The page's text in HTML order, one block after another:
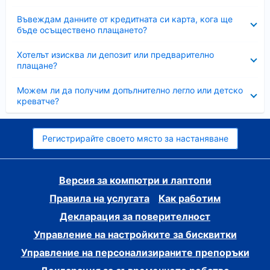
Въвеждам данните от кредитната си карта, кога ще
бъде осъществено плащането?
Хотелът изисква ли депозит или предварително
плащане?
Можем ли да получим допълнително легло или детско
креватче?
Регистрирайте своето място за настаняване
Версия за компютри и лаптопи
Правила на услугата
Как работим
Декларация за поверителност
Управление на настройките за бисквитки
Управление на персонализираните препоръки